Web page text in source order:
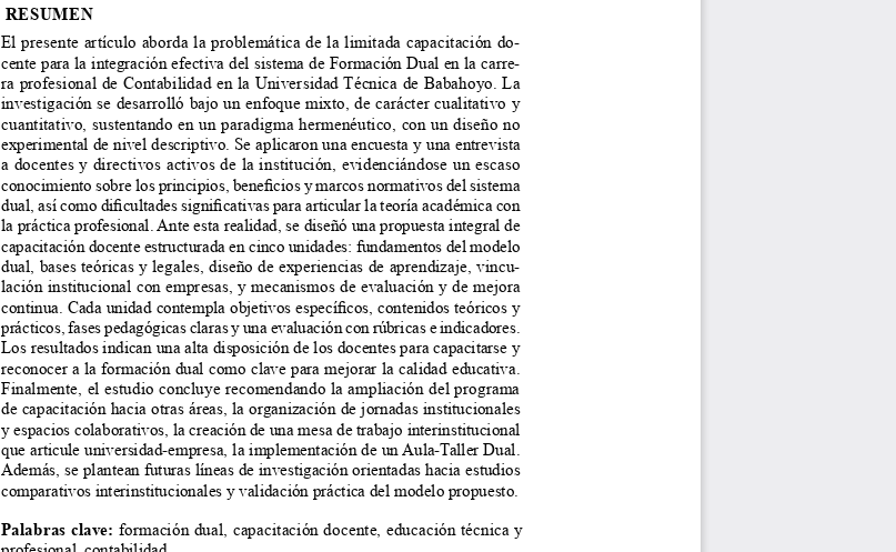
RESUMEN
El presente artículo aborda la problemática de la limitada capacitación do-
cente para la integración efectiva del sistema de Formación Dual en la carre-
ra profesional de Contabilidad en la Universidad Técnica de Babahoyo. La
investigación se desarrolló bajo un enfoque mixto, de carácter cualitativo y
cuantitativo, sustentando en un paradigma hermenéutico, con un diseño no
experimental de nivel descriptivo. Se aplicaron una encuesta y una entrevista
a docentes y directivos activos de la institución, evidenciándose un escaso
conocimiento sobre los principios, beneficios y marcos normativos del sistema
dual, así como dificultades significativas para articular la teoría académica con
la práctica profesional. Ante esta realidad, se diseñó una propuesta integral de
capacitación docente estructurada en cinco unidades: fundamentos del modelo
dual, bases teóricas y legales, diseño de experiencias de aprendizaje, vincu-
lación institucional con empresas, y mecanismos de evaluación y de mejora
continua. Cada unidad contempla objetivos específicos, contenidos teóricos y
prácticos, fases pedagógicas claras y una evaluación con rúbricas e indicadores.
Los resultados indican una alta disposición de los docentes para capacitarse y
reconocer a la formación dual como clave para mejorar la calidad educativa.
Finalmente, el estudio concluye recomendando la ampliación del programa
de capacitación hacia otras áreas, la organización de jornadas institucionales
y espacios colaborativos, la creación de una mesa de trabajo interinstitucional
que articule universidad-empresa, la implementación de un Aula-Taller Dual.
Además, se plantean futuras líneas de investigación orientadas hacia estudios
comparativos interinstitucionales y validación práctica del modelo propuesto.
Palabras clave: formación dual, capacitación docente, educación técnica y